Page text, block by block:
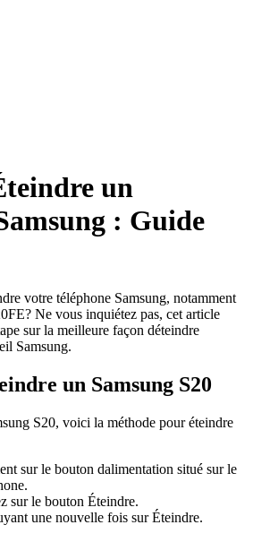
un
: Guide
votre téléphone Samsung, notamment
Ne vous inquiétez pas, cet article
sur la meilleure façon déteindre
Samsung.
un Samsung S20
S20, voici la méthode pour éteindre
sur le bouton dalimentation situé sur le
sur le bouton Éteindre.
une nouvelle fois sur Éteindre.